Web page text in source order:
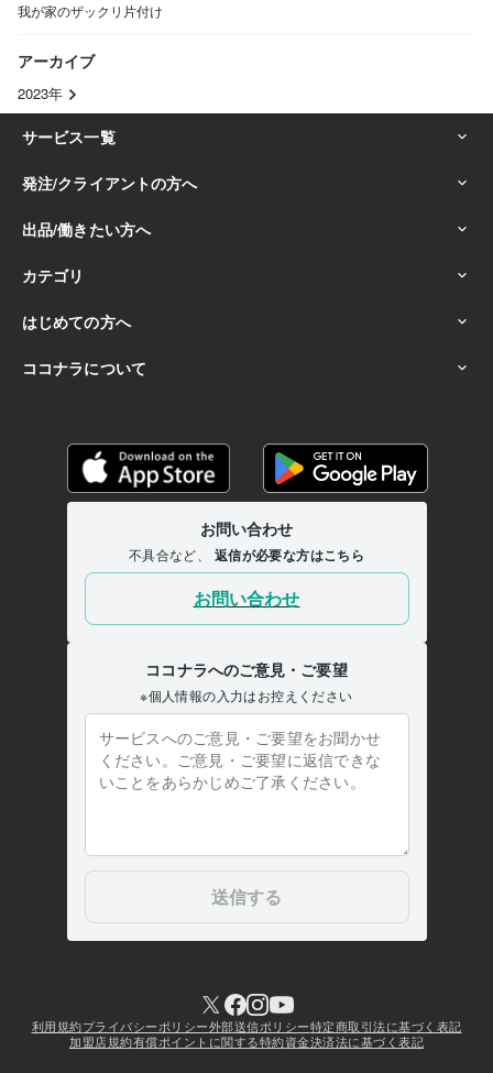
我が家のザックリ片付け
アーカイブ
2023年